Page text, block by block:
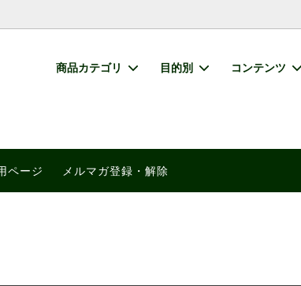
商品カテゴリ 目的別
小さな進物
コンテンツ
ページ メルマガ登録・解除